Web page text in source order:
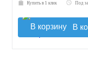
Купить в 1 клик Под
В